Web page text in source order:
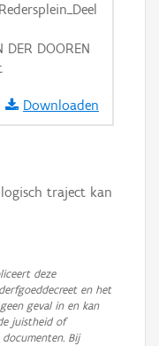
DER DOOREN
Downloaden
traject kan
deze
en het
geval in en kan
juistheid of
Bij